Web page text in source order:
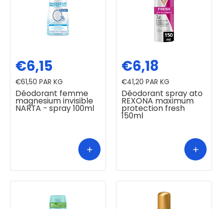
Déodorant femme
magnesium invisible
NARTA - spray 100ml
€6,15
€61,50 PAR KG
Déodorant spray ato
REXONA maximum
protection fresh
150ml
€6,18
€41,20 PAR KG